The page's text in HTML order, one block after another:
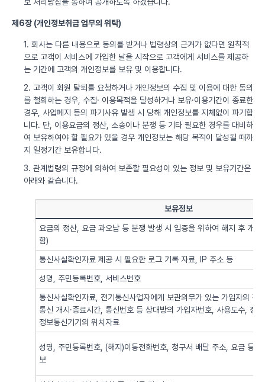
제6장 (개인정보취급 업무의 위탁)
1. 회사는 다른 내용으로 동의를 받거나 법령상의 근거가 없다면 원칙적
으로 고객이 서비스에 가입한 날을 시작으로 고객에게 서비스를 제공하
는 기간에 고객의 개인정보를 보유 및 이용합니다.
2. 고객이 회원 탈퇴를 요청하거나 개인정보의 수집 및 이용에 대한 동의
를 철회하는 경우, 수집· 이용목적을 달성하거나 보유·이용기간이 종료한
경우, 사업폐지 등의 파기사유 발생 시 당해 개인정보를 지체없이 파기합
니다. 단, 이용요금의 정산, 소송이나 분쟁 등 기타 필요한 경우를 대비하
여 보유하여야 할 필요가 있을 경우 개인정보는 해당 목적이 달성될 때까
지 일정기간 보유합니다.
3. 관계법령의 규정에 의하여 보존할 필요성이 있는 정보 및 보유기간은
아래와 같습니다.
보유정보
요금의 정산, 요금 과오납 등 분쟁 발생 시 입증을 위하여 해지 후 개인
함)
통신사실확인자료 제공 시 필요한 로그 기록 자료, IP 주소 등
성명, 주민등록번호, 서비스번호
통신사실확인자료, 전기통신사업자에게 보관의무가 있는 가입자의 전
통신 개시·종료시간, 통신번호 등 상대방의 가입자번호, 사용도수, 정
정보통신기기의 위치자료
성명, 주민등록번호, (해지)이동전화번호, 청구서 배달 주소, 요금 등
보